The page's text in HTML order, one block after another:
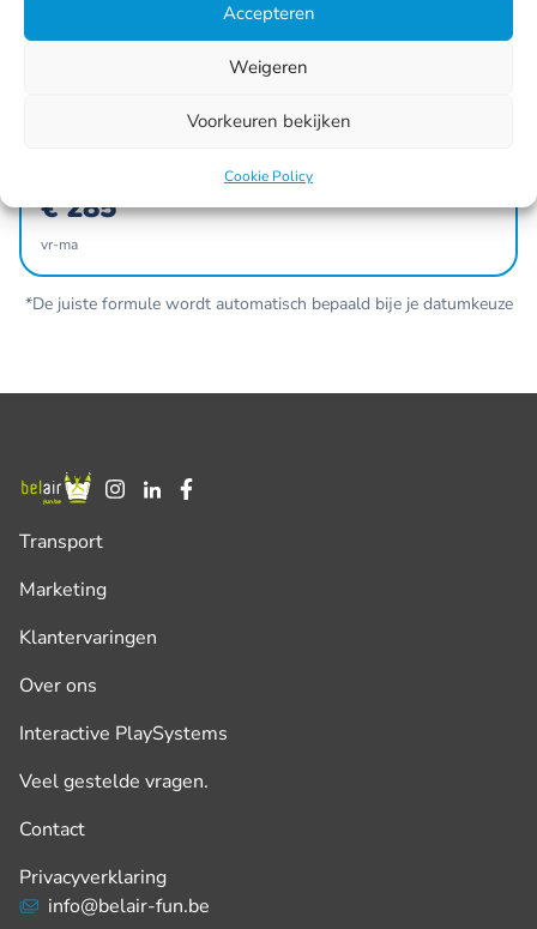
Accepteren
Weigeren
Voorkeuren bekijken
Cookie Policy
€ 325
€ 285
vr-ma
*De juiste formule wordt automatisch bepaald bije je datumkeuze
Transport
Marketing
Klantervaringen
Over ons
Interactive PlaySystems
Veel gestelde vragen.
Contact
Privacyverklaring
info@belair-fun.be